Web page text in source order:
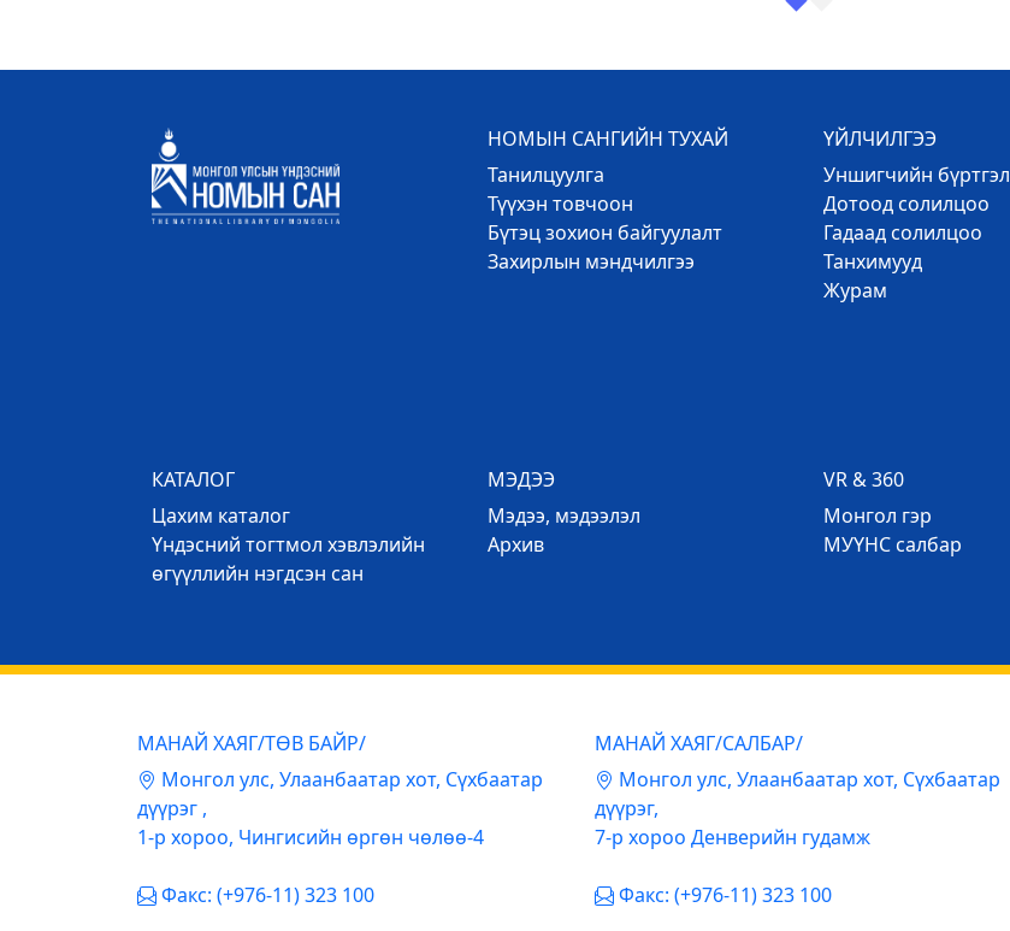
НОМЫН САНГИЙН ТУХАЙ
Танилцуулга
Түүхэн товчоон
Бүтэц зохион байгуулалт
Захирлын мэндчилгээ
ҮЙЛЧИЛГЭЭ
Уншигчийн бүртгэл
Дотоод солилцоо
Гадаад солилцоо
Танхимууд
Журам
КАТАЛОГ
Цахим каталог
Үндэсний тогтмол хэвлэлийн
өгүүллийн нэгдсэн сан
МЭДЭЭ
Mэдээ, мэдээлэл
Архив
VR & 360
Mонгол гэр
МУҮНС салбар
МАНАЙ ХАЯГ/ТӨВ БАЙР/
Mонгол улс, Улаанбаатар хот, Сүхбаатар
дүүрэг ,
1-р хороо, Чингисийн өргөн чөлөө-4
Факс: (+976-11) 323 100
МАНАЙ ХАЯГ/САЛБАР/
Mонгол улс, Улаанбаатар хот, Сүхбаатар
дүүрэг,
7-р хороо Денверийн гудамж
Факс: (+976-11) 323 100